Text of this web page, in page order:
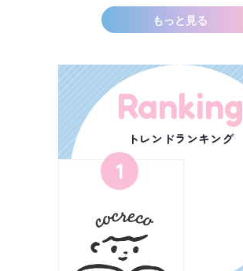
もっと見る
Ranking
トレンドランキング
1